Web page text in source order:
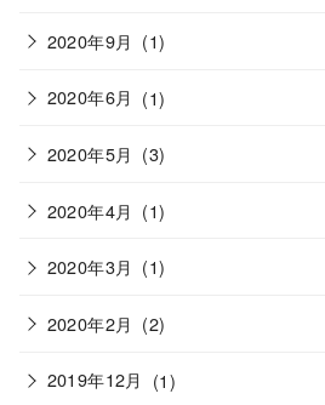
2020年9月 (1)
2020年6月 (1)
2020年5月 (3)
2020年4月 (1)
2020年3月 (1)
2020年2月 (2)
2019年12月 (1)